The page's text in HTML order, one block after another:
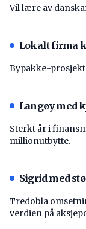
Vil lære av
Lokalt firma
Bypakke-prosjekt
Langøy med
Sterkt år i
millionutbytte.
Sigrid med
Tredobla
verdien på